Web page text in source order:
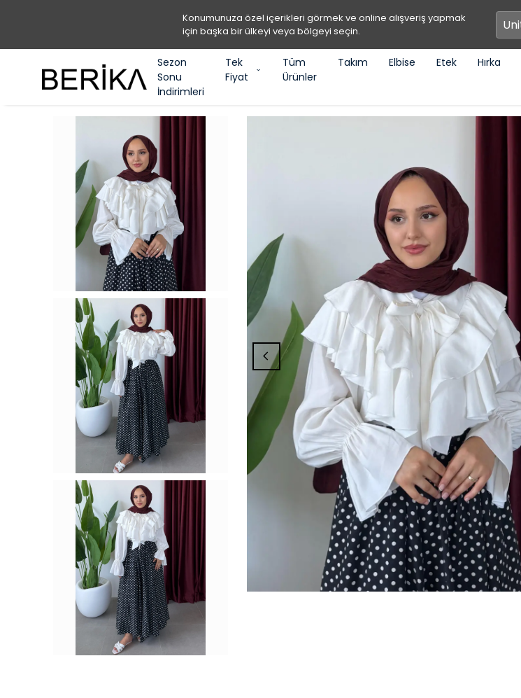
Konumunuza özel içerikleri görmek ve online alışveriş yapmak
için başka bir ülkeyi veya bölgeyi seçin.
Sezon
Sonu
İndirimleri
Tek
Fiyat
Tüm
Ürünler
Takım Elbise Etek Hırka